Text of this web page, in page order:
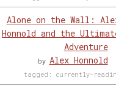
Alone on the Wall:
Honnold and the
Adventure
by Alex Honnold
tagged: currently-